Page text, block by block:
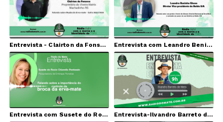
Entrevista - Clairton da Fonseca Entrevista com Leandro Beninho Gheno
Entrevista com Susete do Rocio Chiarello Penteado (broca da erva-mate) Entrevista-Ilvandro Barreto de Melo 03-01-2024